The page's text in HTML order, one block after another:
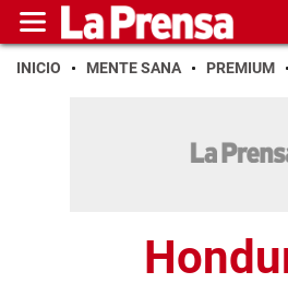
INICIO MENTE SANA PREMIUM